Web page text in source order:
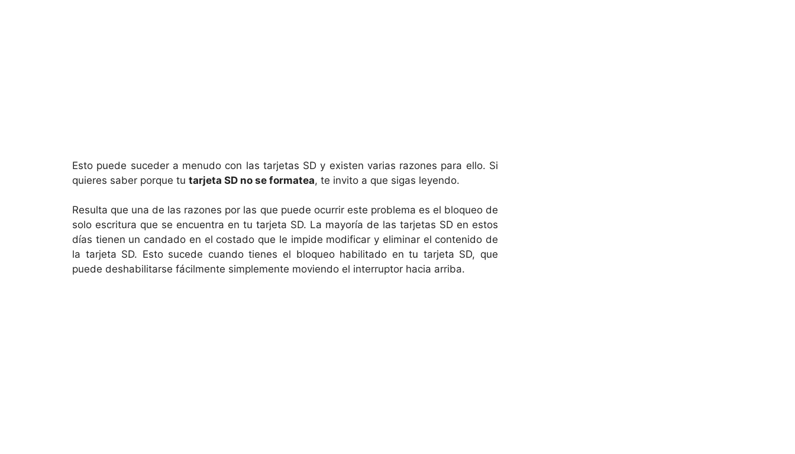
Esto puede suceder a menudo con las tarjetas SD y existen varias razones para ello. Si
quieres saber porque tu tarjeta SD no se formatea, te invito a que sigas leyendo.
Resulta que una de las razones por las que puede ocurrir este problema es el bloqueo de
solo escritura que se encuentra en tu tarjeta SD. La mayoría de las tarjetas SD en estos
días tienen un candado en el costado que le impide modificar y eliminar el contenido de
la tarjeta SD. Esto sucede cuando tienes el bloqueo habilitado en tu tarjeta SD, que
puede deshabilitarse fácilmente simplemente moviendo el interruptor hacia arriba.